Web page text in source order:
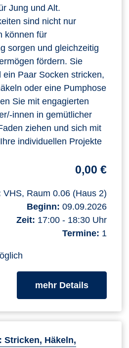
Jung und Alt.
sind nicht nur
können für
sorgen und gleichzeitig
fördern. Sie
ein Paar Socken stricken,
oder eine Pumphose
Sie mit engagierten
innen in gemütlicher
ziehen und sich mit
individuellen Projekte
0,00 €
VHS, Raum 0.06 (Haus 2)
Beginn: 09.09.2026
Zeit: 17:00 - 18:30 Uhr
Termine: 1
mehr Detailszum
Stricken, Häkeln,